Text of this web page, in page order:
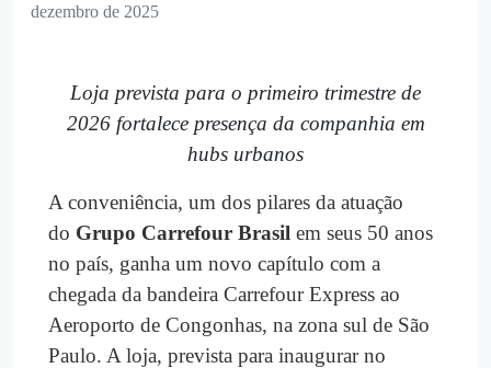
dezembro de 2025
Loja prevista para o primeiro trimestre de
2026 fortalece presença da companhia em
hubs urbanos
A conveniência, um dos pilares da atuação
do Grupo Carrefour Brasil em seus 50 anos
no país, ganha um novo capítulo com a
chegada da bandeira Carrefour Express ao
Aeroporto de Congonhas, na zona sul de São
Paulo. A loja, prevista para inaugurar no